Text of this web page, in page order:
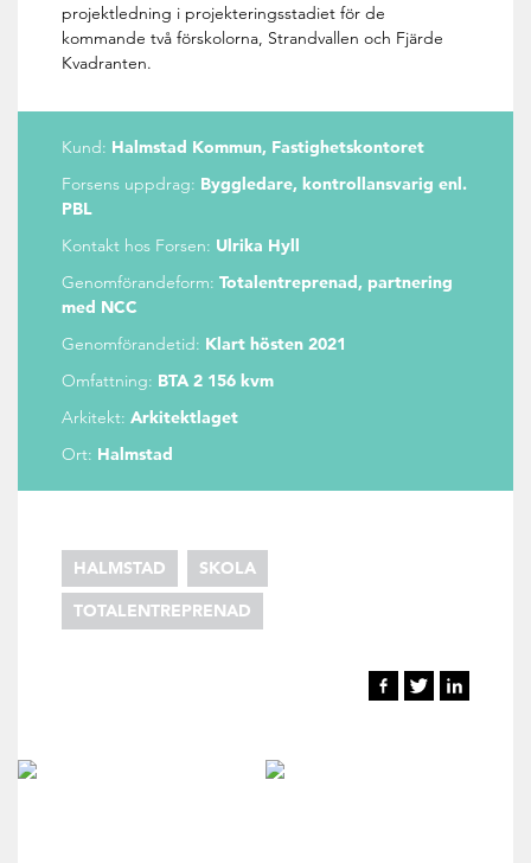
projektledning i projekteringsstadiet för de
kommande två förskolorna, Strandvallen och Fjärde
Kvadranten.
Kund: Halmstad Kommun, Fastighetskontoret
Forsens uppdrag: Byggledare, kontrollansvarig enl.
PBL
Kontakt hos Forsen: Ulrika Hyll
Genomförandeform: Totalentreprenad, partnering
med NCC
Genomförandetid: Klart hösten 2021
Omfattning: BTA 2 156 kvm
Arkitekt: Arkitektlaget
Ort: Halmstad
HALMSTAD
SKOLA
TOTALENTREPRENAD